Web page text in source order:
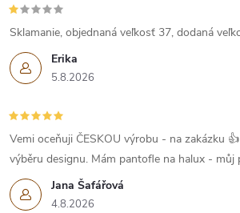
s
u
Erika
5.8.2026
Sklamanie, objednaná veľkosť 37, dodaná
Jana Šafářová
4.8.2026
Vemi oceňuji ČESKOU výrobu - na zakázku
výběru designu. Mám pantofle na halux - můj